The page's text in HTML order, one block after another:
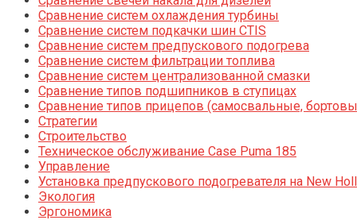
Сравнение систем охлаждения турбины
Сравнение систем подкачки шин CTIS
Сравнение систем предпускового подогрева
Сравнение систем фильтрации топлива
Сравнение систем централизованной смазки
Сравнение типов подшипников в ступицах
Сравнение типов прицепов (самосвальные,
Стратегии
Строительство
Техническое обслуживание Case Puma 185
Управление
Установка предпускового подогревателя на New
Экология
Эргономика